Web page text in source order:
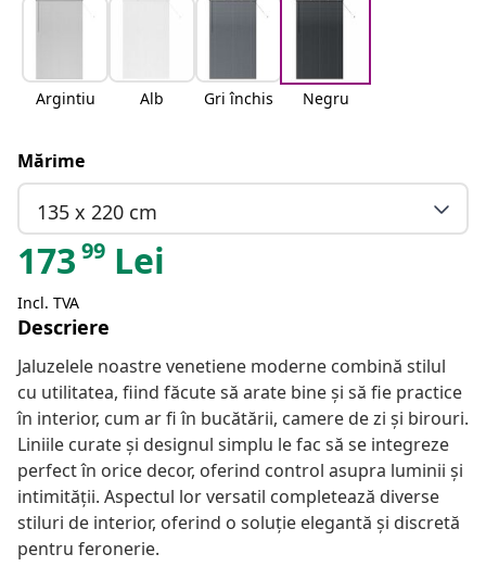
Argintiu Alb Gri închis Negru
Mărime
135 x 220 cm
173 99 Lei
Incl. TVA
Descriere
Jaluzelele noastre venetiene moderne combină stilul
cu utilitatea, fiind făcute să arate bine și să fie practice
în interior, cum ar fi în bucătării, camere de zi și birouri.
Liniile curate și designul simplu le fac să se integreze
perfect în orice decor, oferind control asupra luminii și
intimității. Aspectul lor versatil completează diverse
stiluri de interior, oferind o soluție elegantă și discretă
pentru feronerie.